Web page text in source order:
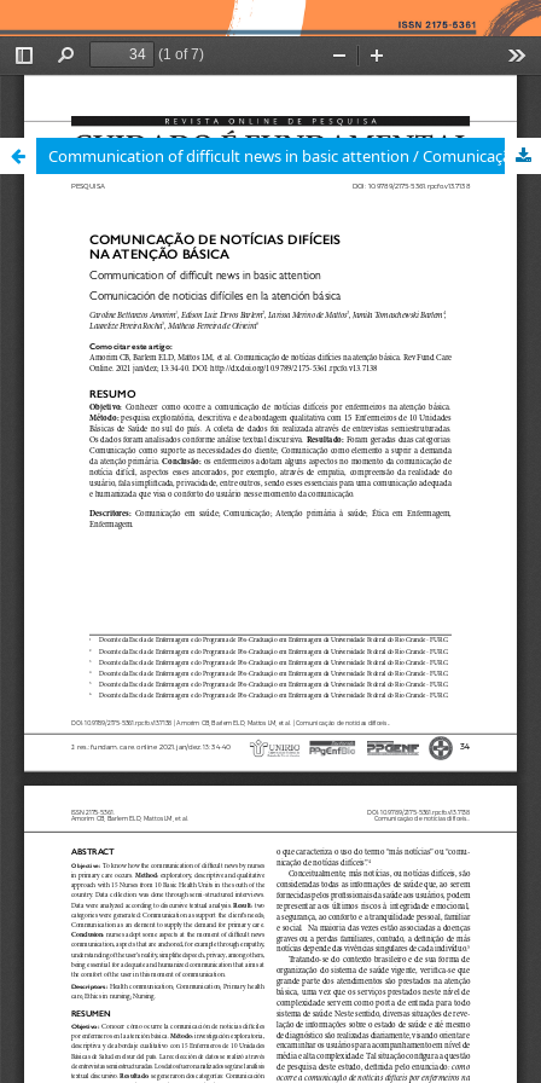
Communication of difficult news in basic attention / Comunicação de notícias difíceis na atenção básica